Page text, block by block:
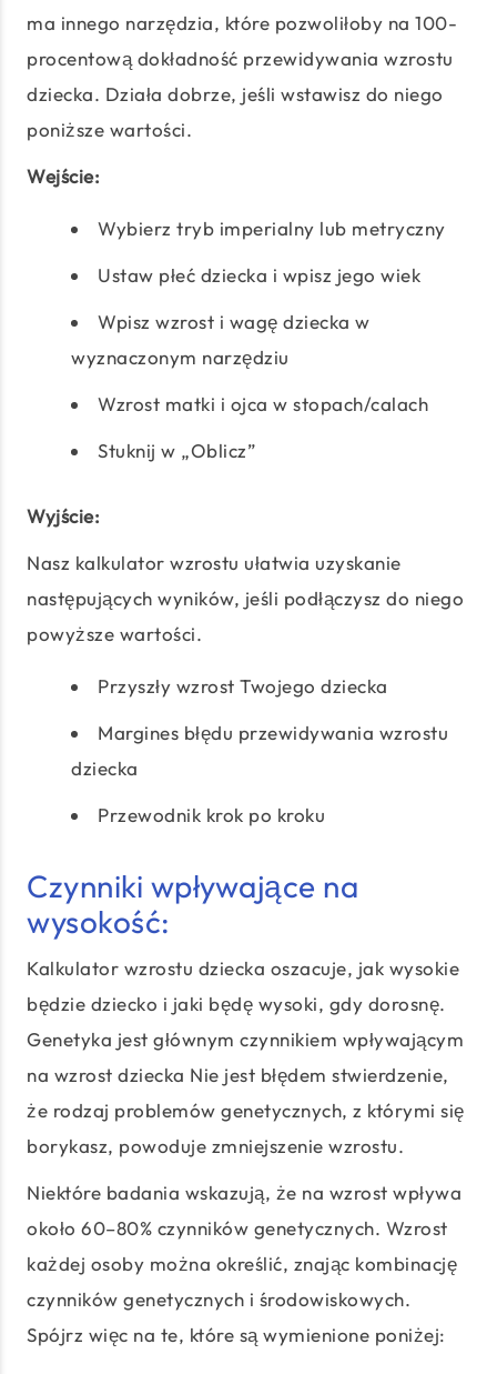
ma innego narzędzia, które pozwoliłoby na 100-
procentową dokładność przewidywania wzrostu
dziecka. Działa dobrze, jeśli wstawisz do niego
poniższe wartości.
Wejście:
Wybierz tryb imperialny lub metryczny
Ustaw płeć dziecka i wpisz jego wiek
Wpisz wzrost i wagę dziecka w
wyznaczonym narzędziu
Wzrost matki i ojca w stopach/calach
Stuknij w „Oblicz”
Wyjście:
Nasz kalkulator wzrostu ułatwia uzyskanie
następujących wyników, jeśli podłączysz do niego
powyższe wartości.
Przyszły wzrost Twojego dziecka
Margines błędu przewidywania wzrostu
dziecka
Przewodnik krok po kroku
Czynniki wpływające na
wysokość:
Kalkulator wzrostu dziecka oszacuje, jak wysokie
będzie dziecko i jaki będę wysoki, gdy dorosnę.
Genetyka jest głównym czynnikiem wpływającym
na wzrost dziecka Nie jest błędem stwierdzenie,
że rodzaj problemów genetycznych, z którymi się
borykasz, powoduje zmniejszenie wzrostu.
Niektóre badania wskazują, że na wzrost wpływa
około 60–80% czynników genetycznych. Wzrost
każdej osoby można określić, znając kombinację
czynników genetycznych i środowiskowych.
Spójrz więc na te, które są wymienione poniżej: